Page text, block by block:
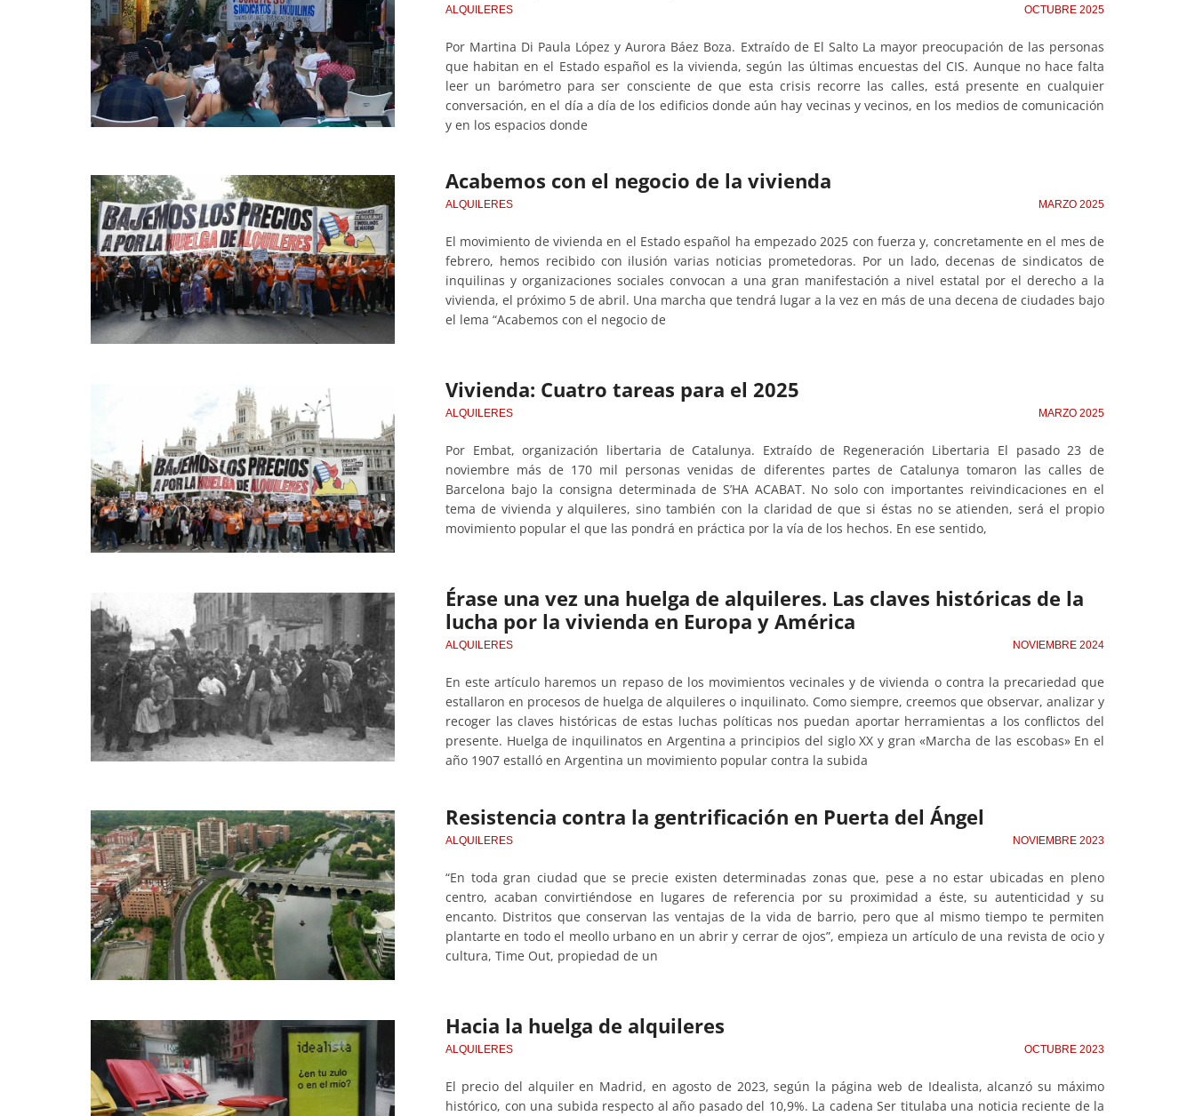
ALQUILERES OCTUBRE 2025
Por Martina Di Paula López y Aurora Báez Boza. Extraído de El Salto La mayor preocupación de las personas
que habitan en el Estado español es la vivienda, según las últimas encuestas del CIS. Aunque no hace falta
leer un barómetro para ser consciente de que esta crisis recorre las calles, está presente en cualquier
conversación, en el día a día de los edificios donde aún hay vecinas y vecinos, en los medios de comunicación
y en los espacios donde
Acabemos con el negocio de la vivienda
ALQUILERES MARZO 2025
El movimiento de vivienda en el Estado español ha empezado 2025 con fuerza y, concretamente en el mes de
febrero, hemos recibido con ilusión varias noticias prometedoras. Por un lado, decenas de sindicatos de
inquilinas y organizaciones sociales convocan a una gran manifestación a nivel estatal por el derecho a la
vivienda, el próximo 5 de abril. Una marcha que tendrá lugar a la vez en más de una decena de ciudades bajo
el lema “Acabemos con el negocio de
Vivienda: Cuatro tareas para el 2025
ALQUILERES MARZO 2025
Por Embat, organización libertaria de Catalunya. Extraído de Regeneración Libertaria El pasado 23 de
noviembre más de 170 mil personas venidas de diferentes partes de Catalunya tomaron las calles de
Barcelona bajo la consigna determinada de S’HA ACABAT. No solo con importantes reivindicaciones en el
tema de vivienda y alquileres, sino también con la claridad de que si éstas no se atienden, será el propio
movimiento popular el que las pondrá en práctica por la vía de los hechos. En ese sentido,
Érase una vez una huelga de alquileres. Las claves históricas de la
lucha por la vivienda en Europa y América
ALQUILERES NOVIEMBRE 2024
En este artículo haremos un repaso de los movimientos vecinales y de vivienda o contra la precariedad que
estallaron en procesos de huelga de alquileres o inquilinato. Como siempre, creemos que observar, analizar y
recoger las claves históricas de estas luchas políticas nos puedan aportar herramientas a los conflictos del
presente. Huelga de inquilinatos en Argentina a principios del siglo XX y gran «Marcha de las escobas» En el
año 1907 estalló en Argentina un movimiento popular contra la subida
Resistencia contra la gentrificación en Puerta del Ángel
ALQUILERES NOVIEMBRE 2023
“En toda gran ciudad que se precie existen determinadas zonas que, pese a no estar ubicadas en pleno
centro, acaban convirtiéndose en lugares de referencia por su proximidad a éste, su autenticidad y su
encanto. Distritos que conservan las ventajas de la vida de barrio, pero que al mismo tiempo te permiten
plantarte en todo el meollo urbano en un abrir y cerrar de ojos”, empieza un artículo de una revista de ocio y
cultura, Time Out, propiedad de un
Hacia la huelga de alquileres
ALQUILERES OCTUBRE 2023
El precio del alquiler en Madrid, en agosto de 2023, según la página web de Idealista, alcanzó su máximo
histórico, con una subida respecto al año pasado del 10,9%. La cadena Ser titulaba una noticia reciente de la